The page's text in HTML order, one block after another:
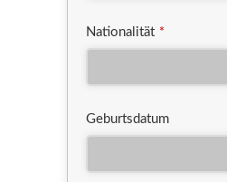
Nationalität *
Geburtsdatum